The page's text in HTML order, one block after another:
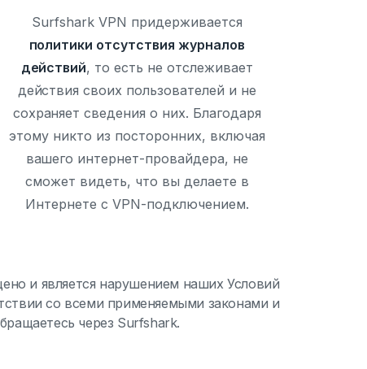
Surfshark VPN придерживается
политики отсутствия журналов
действий, то есть не отслеживает
действия своих пользователей и не
сохраняет сведения о них. Благодаря
этому никто из посторонних, включая
вашего интернет-провайдера, не
сможет видеть, что вы делаете в
Интернете с VPN-подключением.
и является нарушением наших Условий
со всеми применяемыми законами и
через Surfshark.